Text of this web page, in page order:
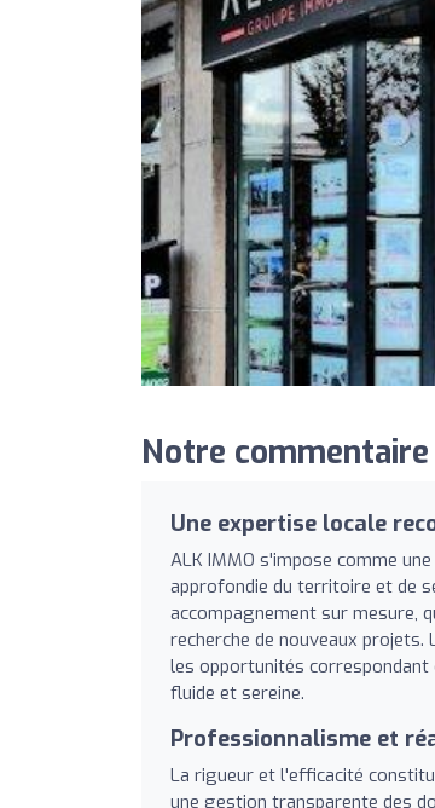
Notre
Une expertise locale
ALK IMMO s'impose comme
approfondie du territoire et de
accompagnement sur mesure,
recherche de nouveaux
les opportunités correspondant
fluide et sereine.
Professionnalisme et
La rigueur et l'efficacité
une gestion transparente des